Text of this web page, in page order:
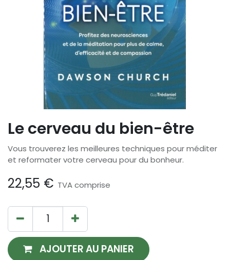
Le cerveau du bien-être
Vous trouverez les meilleures techniques pour méditer
et reformater votre cerveau pour du bonheur.
22,55 € TVA comprise
AJOUTER AU PANIER